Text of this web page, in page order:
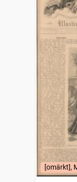
[omärkt],